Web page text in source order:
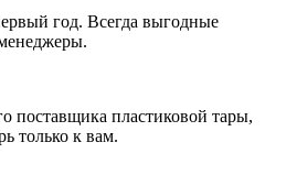
год. Всегда выгодные
поставщика пластиковой тары,
только к вам.